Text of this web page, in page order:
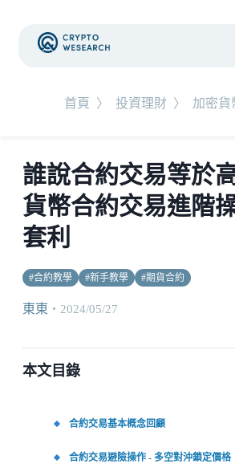
首頁 〉 投資理財 〉 加密貨
誰說合約交易等於
貨幣合約交易進階
套利
#合約教學 #新手教學 #期貨合約
東東 ・ 2024/05/27
本文目錄
合約交易基本概念回顧
合約交易避險操作 - 多空對沖鎖定價格